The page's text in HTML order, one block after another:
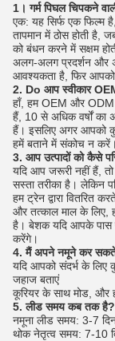
1। गर्म पिघल चिपकने
एक: यह सिर्फ एक फिल्म
तापमान में ठोस होती है,
को बंधन करने में सक्षम
अलग-अलग प्रदर्शन और
आवश्यकता है, फिर आपको
2. Do आप स्वीकार
हाँ, हम OEM और ODM
हैं, 10 से अधिक वर्षों का
हैं। इसलिए अगर आपको
हमें बताने में संकोच न करें।
3. आप उत्पादों को कैसे
यदि आप जरूरी नहीं हैं,
सस्ता तरीका है। लेकिन
हम ट्रेन द्वारा वितरित
और तत्काल माल के लिए,
है। बेशक यदि आपके पास
करेंगे।
4. मैं अपने नमूने कर
यदि आपको संदर्भ के लिए
जहाज बताएं
कूरियर के साथ मोड, और
5. लीड समय कब तक है?
नमूना लीड समय: 3-7
थोक नेतृत्व समय: 7-10